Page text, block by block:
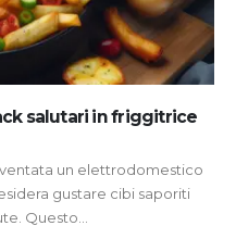
salutari in friggitrice
un elettrodomestico
gustare cibi saporiti
Questo...